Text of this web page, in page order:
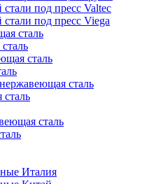
под пресс Valtec
под пресс Viega
сталь
сталь
сталь
сталь
Италия